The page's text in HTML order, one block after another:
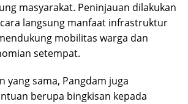
masyarakat. Peninjauan dilakukan
langsung manfaat infrastruktur
mobilitas warga dan
setempat.
yang sama, Pangdam juga
berupa bingkisan kepada